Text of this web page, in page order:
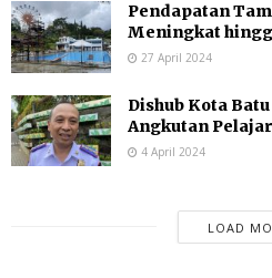
Pendapatan
Meningkat
27 April 2024
Dishub Kota
Angkutan
4 April 2024
LOAD